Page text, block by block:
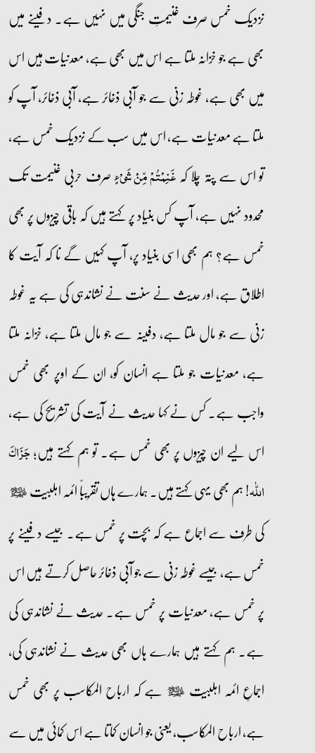
نزدیک خمس صرف غنیمتِ جنگی میں نہیں ہے۔ دفینے میں
بھی ہے جو خزانہ ملتا ہے اس میں بھی ہے، معدنیات ہیں اس
میں بھی ہے، غوطہ زنی سے جو آبی ذخائر ہے، آبی ذخائر، آپ کو
ملتا ہے معدنیات ہے، اس میں سب کے نزدیک خمس ہے،
تو اس سے پتہ چلا کہغَنِمۡتُمۡ مِّنۡ شَیۡءٍصرف حربی غنیمت تک
محدود نہیں ہے، آپ کس بنیاد پر کہتے ہیں کہ باقی چیزوں پر بھی
خمس ہے؟ ہم بھی اسی بنیاد پر، آپ کہیں گے نا کہ آیت کا
اطلاق ہے، اور حدیث نے سنت نے نشاندہی کی ہے یہ غوطہ
زنی سے جو مال ملتا ہے، دفینہ سے جو مال ملتا ہے، خزانہ ملتا
ہے، معدنیات جو ملتا ہے انسان کو، ان کے اوپر بھی خمس
واجب ہے۔ کس نے کہا حدیث نے آیت کی تشریح کی ہے،
اس لیے ان چیزوں پر بھی خمس ہے۔ تو ہم کہتے ہیں؛جَزَاکَ
اللّٰہ!ہم بھی یہی کہتے ہیں۔ ہمارے ہاں تقریباً ائمہ اہلبیت عليهم‌السلام
کی طرف سے اجماع ہے کہ بچت پر خمس ہے۔ جیسے دفینے پر
خمس ہے، جیسے غوطہ زنی سے جو آبی ذخائر حاصل کرتے ہیں اس
پر خمس ہے، معدنیات پر خمس ہے۔ حدیث نے نشاندہی کی
ہے۔ ہم کہتے ہیں ہمارے ہاں بھی حدیث نے نشاندہی کی،
اجماعِ ائمہ اہلبیت عليهم‌السلام ہے کہ ارباح المکاسب پر بھی خمس
ہے، ارباح المکاسِب، یعنی جو انسان کماتا ہے اس کمائی میں سے